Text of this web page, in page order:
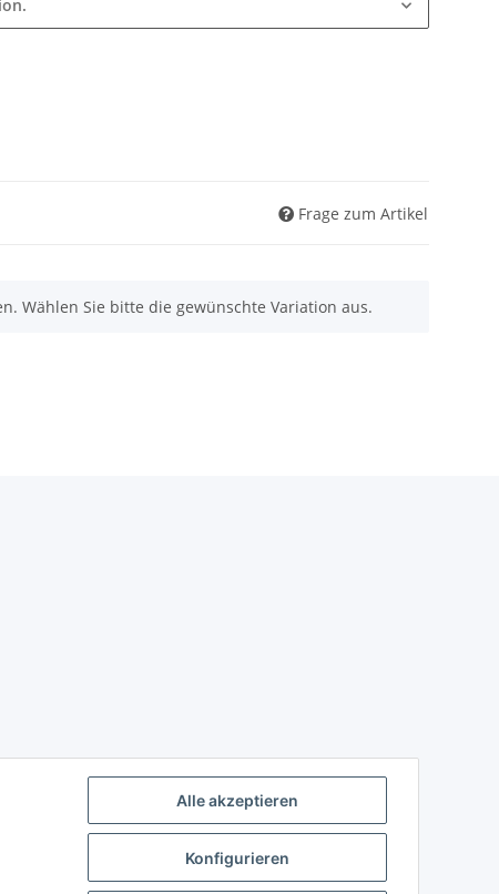
Frage zum Artikel
Wählen Sie bitte die gewünschte Variation aus.
Alle akzeptieren
Konfigurieren